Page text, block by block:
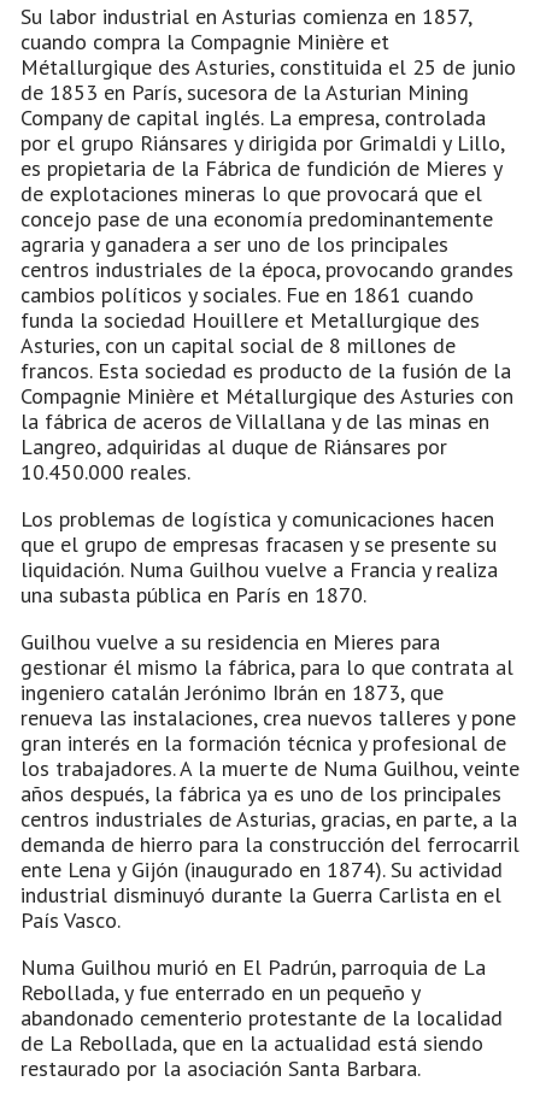
Su labor industrial en Asturias comienza en 1857,
cuando compra la Compagnie Minière et
Métallurgique des Asturies, constituida el 25 de junio
de 1853 en París, sucesora de la Asturian Mining
Company de capital inglés. La empresa, controlada
por el grupo Riánsares y dirigida por Grimaldi y Lillo,
es propietaria de la Fábrica de fundición de Mieres y
de explotaciones mineras lo que provocará que el
concejo pase de una economía predominantemente
agraria y ganadera a ser uno de los principales
centros industriales de la época, provocando grandes
cambios políticos y sociales. Fue en 1861 cuando
funda la sociedad Houillere et Metallurgique des
Asturies, con un capital social de 8 millones de
francos. Esta sociedad es producto de la fusión de la
Compagnie Minière et Métallurgique des Asturies con
la fábrica de aceros de Villallana y de las minas en
Langreo, adquiridas al duque de Riánsares por
10.450.000 reales.
Los problemas de logística y comunicaciones hacen
que el grupo de empresas fracasen y se presente su
liquidación. Numa Guilhou vuelve a Francia y realiza
una subasta pública en París en 1870.
Guilhou vuelve a su residencia en Mieres para
gestionar él mismo la fábrica, para lo que contrata al
ingeniero catalán Jerónimo Ibrán en 1873, que
renueva las instalaciones, crea nuevos talleres y pone
gran interés en la formación técnica y profesional de
los trabajadores. A la muerte de Numa Guilhou, veinte
años después, la fábrica ya es uno de los principales
centros industriales de Asturias, gracias, en parte, a la
demanda de hierro para la construcción del ferrocarril
ente Lena y Gijón (inaugurado en 1874). Su actividad
industrial disminuyó durante la Guerra Carlista en el
País Vasco.
Numa Guilhou murió en El Padrún, parroquia de La
Rebollada, y fue enterrado en un pequeño y
abandonado cementerio protestante de la localidad
de La Rebollada, que en la actualidad está siendo
restaurado por la asociación Santa Barbara.